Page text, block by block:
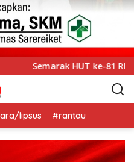
IIA Bukittinggi Gelar
lipsus #rantau